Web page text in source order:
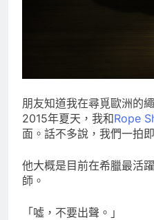
朋友知道我在尋覓歐洲的
2015年夏天，我和Rope
面。話不多說，我們一拍
他大概是目前在希臘最活
師。
「噓，不要出聲。」